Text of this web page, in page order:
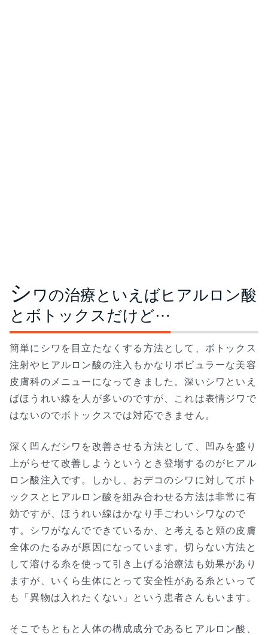
シ ワの治療といえばヒアルロン酸
とボトックスだけど⋯
簡単にシワを目立たなくする方法として、ボトックス
注射やヒアルロン酸の注入もかなりポピュラーな美容
皮膚科のメニューになってきました。深いシワといえ
ばほうれい線を人が多いのですが、これは表情ジワで
はないのでボトックスでは対応できません。
深く凹んだシワを改善させる方法として、凹みを盛り
上がらせて改善しようというとき登場するのがヒアル
ロン酸注入です。しかし、おデコのシワに対してボト
ックスとヒアルロン酸を組み合わせる方法は非常に有
効ですが、ほうれい線はかなり手ごわいシワなので
す。シワがなんでできているか、と考えると頬の皮膚
全体のたるみが原因になっています。切らない方法と
して溶ける糸を使って引き上げる治療法も効果があり
ますが、いくら生体にとって安全性がある糸といって
も「異物は入れたくない」という患者さんもいます。
そこでもともと人体の構成成分であるヒアルロン酸、